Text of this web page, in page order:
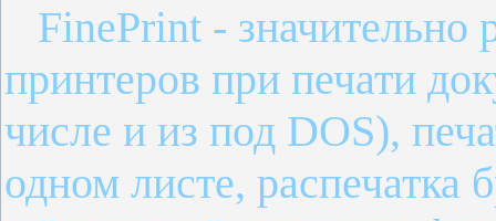
FinePrint -
принтеров при печати
числе и из под DOS),
одном листе, распечатка